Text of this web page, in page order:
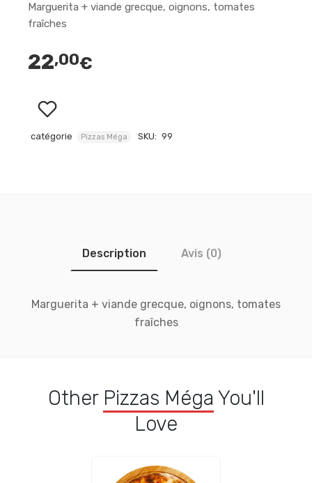
Marguerita + viande grecque, oignons, tomates
fraîches
22,00€
catégorie Pizzas Méga SKU: 99
Description Avis (0)
Marguerita + viande grecque, oignons, tomates
fraîches
Other Pizzas Méga You'll
Love